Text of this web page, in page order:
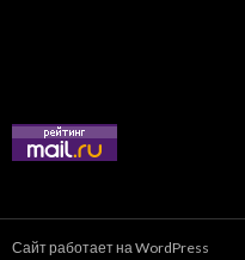
Сайт работает на WordPress